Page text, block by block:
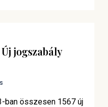
jogszabály
ban összesen 1567 új